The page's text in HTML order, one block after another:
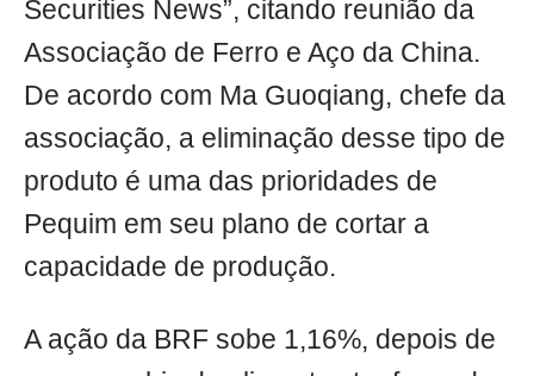
Securities News”, citando reunião da
Associação de Ferro e Aço da China.
De acordo com Ma Guoqiang, chefe da
associação, a eliminação desse tipo de
produto é uma das prioridades de
Pequim em seu plano de cortar a
capacidade de produção.
A ação da BRF sobe 1,16%, depois de